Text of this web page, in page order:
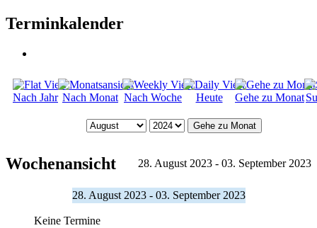
Terminkalender
Nach Jahr Nach Monat Nach Woche Heute Gehe zu Monat
Gehe zu Monat
Wochenansicht 28. August 2023 - 03. September 2023
28. August 2023 - 03. September 2023
Keine Termine